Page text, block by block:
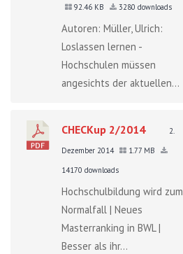
92.46 KB
3280 downloads
Autoren: Müller, Ulrich:
Loslassen lernen -
Hochschulen müssen
angesichts der aktuellen...
CHECKup 2/2014
2.
Dezember 2014
1.77 MB
14170 downloads
Hochschulbildung wird zum
Normalfall | Neues
Masterranking in BWL |
Besser als ihr...